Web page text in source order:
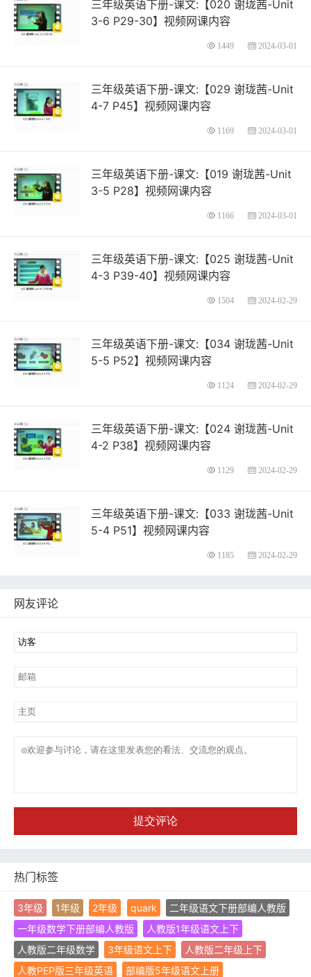
三年级英语下册-课文:【020 谢珑茜-Unit
3-6 P29-30】视频网课内容
1449 2024-03-01
三年级英语下册-课文:【029 谢珑茜-Unit
4-7 P45】视频网课内容
1169 2024-03-01
三年级英语下册-课文:【019 谢珑茜-Unit
3-5 P28】视频网课内容
1166 2024-03-01
三年级英语下册-课文:【025 谢珑茜-Unit
4-3 P39-40】视频网课内容
1504 2024-02-29
三年级英语下册-课文:【034 谢珑茜-Unit
5-5 P52】视频网课内容
1124 2024-02-29
三年级英语下册-课文:【024 谢珑茜-Unit
4-2 P38】视频网课内容
1129 2024-02-29
三年级英语下册-课文:【033 谢珑茜-Unit
5-4 P51】视频网课内容
1185 2024-02-29
网友评论
提交评论
热门标签
3年级 1年级 2年级 quark
二年级语文下册部编人教版
一年级数学下册部编人教版
人教版1年级语文上下
人教版二年级数学
3年级语文上下
人教版二年级上下
人教PEP版三年级英语
部编版5年级语文上册